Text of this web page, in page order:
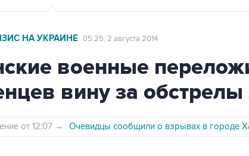
НА УКРАИНЕ 05:25, 2 августа 2014
военные
вину за обстрелы
от 12:07 → Очевидцы сообщили о взрывах в городе